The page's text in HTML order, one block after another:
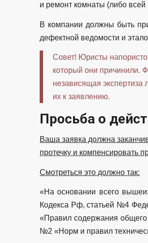
и ремонт комнаты (либо всей
В компании должны быть
дефектной ведомости и
Совет! Юристы напористо
который они причинили.
независящая экспертиза
их к заявлению.
Просьба о
Ваша заявка должна
протечку и компенсировать
Смотреться это должно так:
«На основании всего
Кодекса Рф, статьей №4
«Правил содержания
№2 «Норм и правил